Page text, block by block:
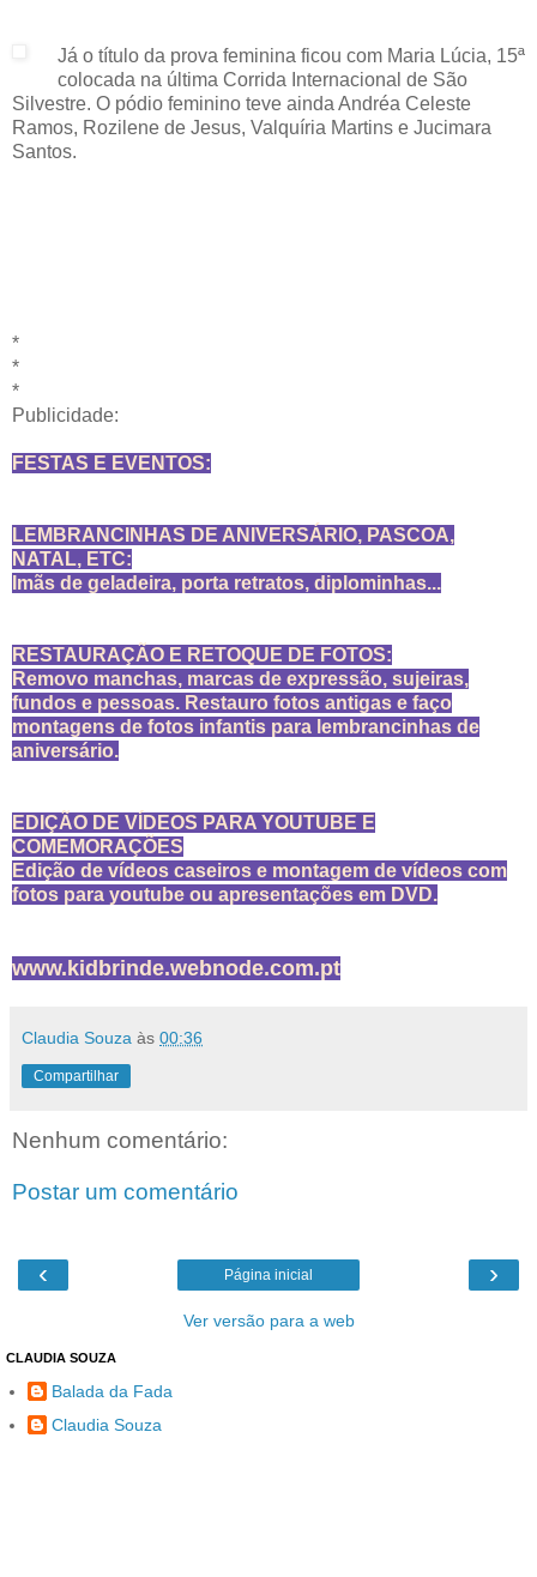
Já o título da prova feminina ficou com Maria Lúcia, 15ª
colocada na última Corrida Internacional de São
Silvestre. O pódio feminino teve ainda Andréa Celeste
Ramos, Rozilene de Jesus, Valquíria Martins e Jucimara
Santos.
*
*
*
Publicidade:
FESTAS E EVENTOS:
LEMBRANCINHAS DE ANIVERSÁRIO, PASCOA,
NATAL, ETC:
Imãs de geladeira, porta retratos, diplominhas...
RESTAURAÇÃO E RETOQUE DE FOTOS:
Removo manchas, marcas de expressão, sujeiras,
fundos e pessoas. Restauro fotos antigas e faço
montagens de fotos infantis para lembrancinhas de
aniversário.
EDIÇÃO DE VÍDEOS PARA YOUTUBE E
COMEMORAÇÕES
Edição de vídeos caseiros e montagem de vídeos com
fotos para youtube ou apresentações em DVD.
www.kidbrinde.webnode.com.pt
Claudia Souza às 00:36
Compartilhar
Nenhum comentário:
Postar um comentário
‹ ›
Página inicial
Ver versão para a web
CLAUDIA SOUZA
Balada da Fada
Claudia Souza